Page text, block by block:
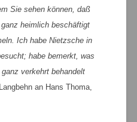
Sie sehen können, daß
heimlich beschäftigt
Ich habe Nietzsche in
habe bemerkt, was
verkehrt behandelt
an Hans Thoma,